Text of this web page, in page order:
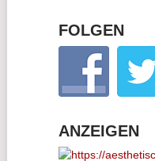
FOLGEN
ANZEIGEN